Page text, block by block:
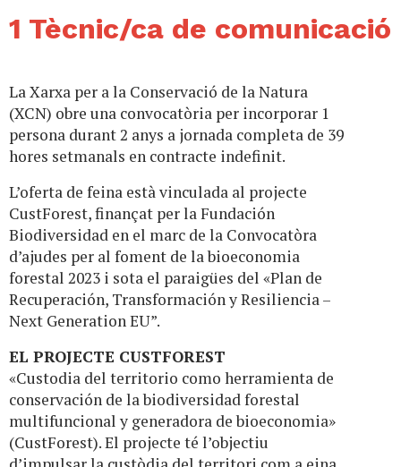
1 Tècnic/ca de comunicació
La Xarxa per a la Conservació de la Natura
(XCN) obre una convocatòria per incorporar 1
persona durant 2 anys a jornada completa de 39
hores setmanals en contracte indefinit.
L’oferta de feina està vinculada al projecte
CustForest, finançat per la Fundación
Biodiversidad en el marc de la Convocatòra
d’ajudes per al foment de la bioeconomia
forestal 2023 i sota el paraigües del «Plan de
Recuperación, Transformación y Resiliencia –
Next Generation EU”.
EL PROJECTE CUSTFOREST
«Custodia del territorio como herramienta de
conservación de la biodiversidad forestal
multifuncional y generadora de bioeconomia»
(CustForest). El projecte té l’objectiu